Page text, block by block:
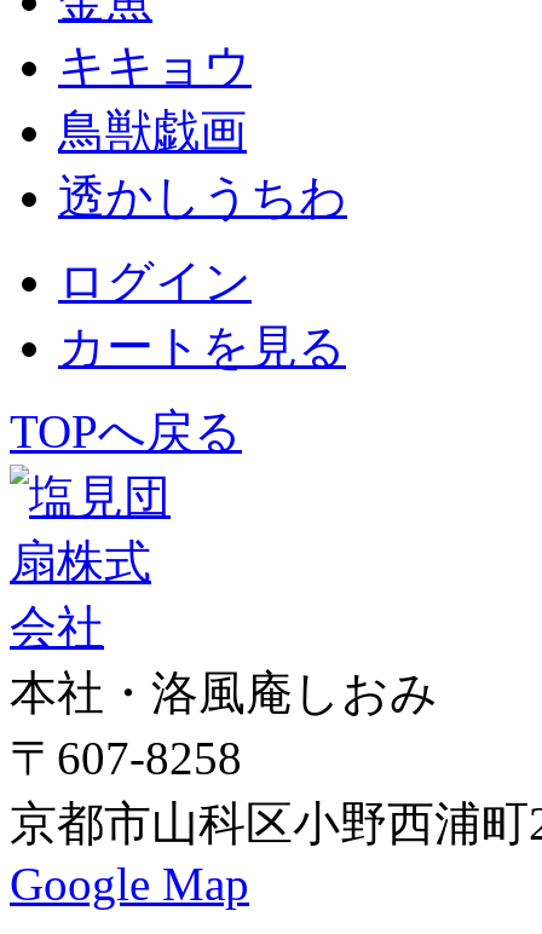
キキョウ
鳥獣戯画
透かしうちわ
ログイン
カートを見る
TOPへ戻る
本社・洛風庵しおみ
〒607-8258
京都市山科区小野西浦町
Google Map